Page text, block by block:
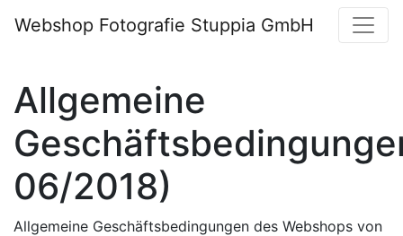
Webshop Fotografie Stuppia GmbH
Allgemeine
06/2018)
Allgemeine Geschäftsbedingungen des Webshops von